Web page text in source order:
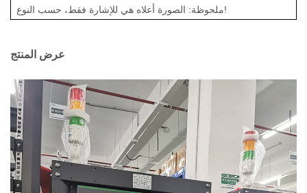
ملحوظة: الصورة أعلاه هي للإشارة فقط، حسب النوع!
عرض المنتج